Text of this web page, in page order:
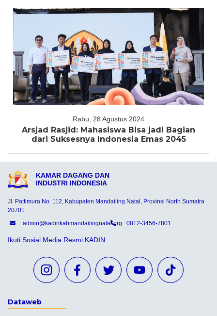
Rabu, 28 Agustus 2024
Arsjad Rasjid: Mahasiswa Bisa jadi Bagian
dari Suksesnya Indonesia Emas 2045
KAMAR DAGANG DAN
INDUSTRI INDONESIA
Jl. Pattimura No. 112, Kabupaten Mandailing Natal, Provinsi North Sumatra
20701
admin@kadinkabmandailingnatal.org
0812-3456-7801
Ikuti Sosial Media Resmi KADIN
Dataweb